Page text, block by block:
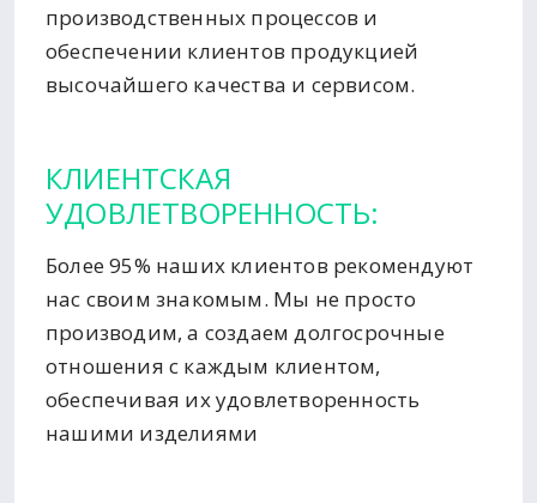
производственных процессов и
обеспечении клиентов продукцией
высочайшего качества и сервисом.
КЛИЕНТСКАЯ
УДОВЛЕТВОРЕННОСТЬ:
Более 95% наших клиентов рекомендуют
нас своим знакомым. Мы не просто
производим, а создаем долгосрочные
отношения с каждым клиентом,
обеспечивая их удовлетворенность
нашими изделиями